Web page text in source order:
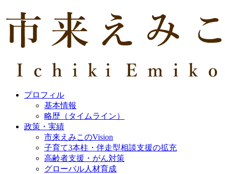
プロフィル
基本情報
略歴（タイムライン）
政策・実績
市来えみこのVision
子育て3本柱・伴走型相談支援の拡充
高齢者支援・がん対策
グローバル人材育成